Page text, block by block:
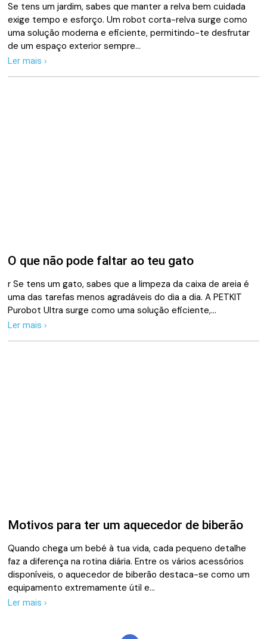
Se tens um jardim, sabes que manter a relva bem cuidada
exige tempo e esforço. Um robot corta-relva surge como
uma solução moderna e eficiente, permitindo-te desfrutar
de um espaço exterior sempre…
Ler mais ›
O que não pode faltar ao teu gato
r Se tens um gato, sabes que a limpeza da caixa de areia é
uma das tarefas menos agradáveis do dia a dia. A PETKIT
Purobot Ultra surge como uma solução eficiente,…
Ler mais ›
Motivos para ter um aquecedor de biberão
Quando chega um bebé à tua vida, cada pequeno detalhe
faz a diferença na rotina diária. Entre os vários acessórios
disponíveis, o aquecedor de biberão destaca-se como um
equipamento extremamente útil e…
Ler mais ›